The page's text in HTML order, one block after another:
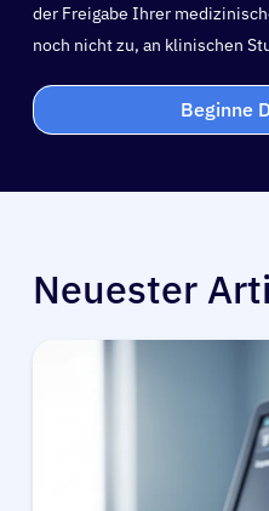
der Freigabe Ihrer
noch nicht zu, an klinischen
Beginne
Neuester